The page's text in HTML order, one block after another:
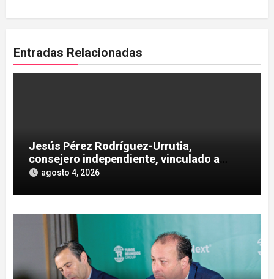
Entradas Relacionadas
Jesús Pérez Rodríguez-Urrutia,
consejero independiente, vinculado a
maniobras en el rescate de Tubos
agosto 4, 2026